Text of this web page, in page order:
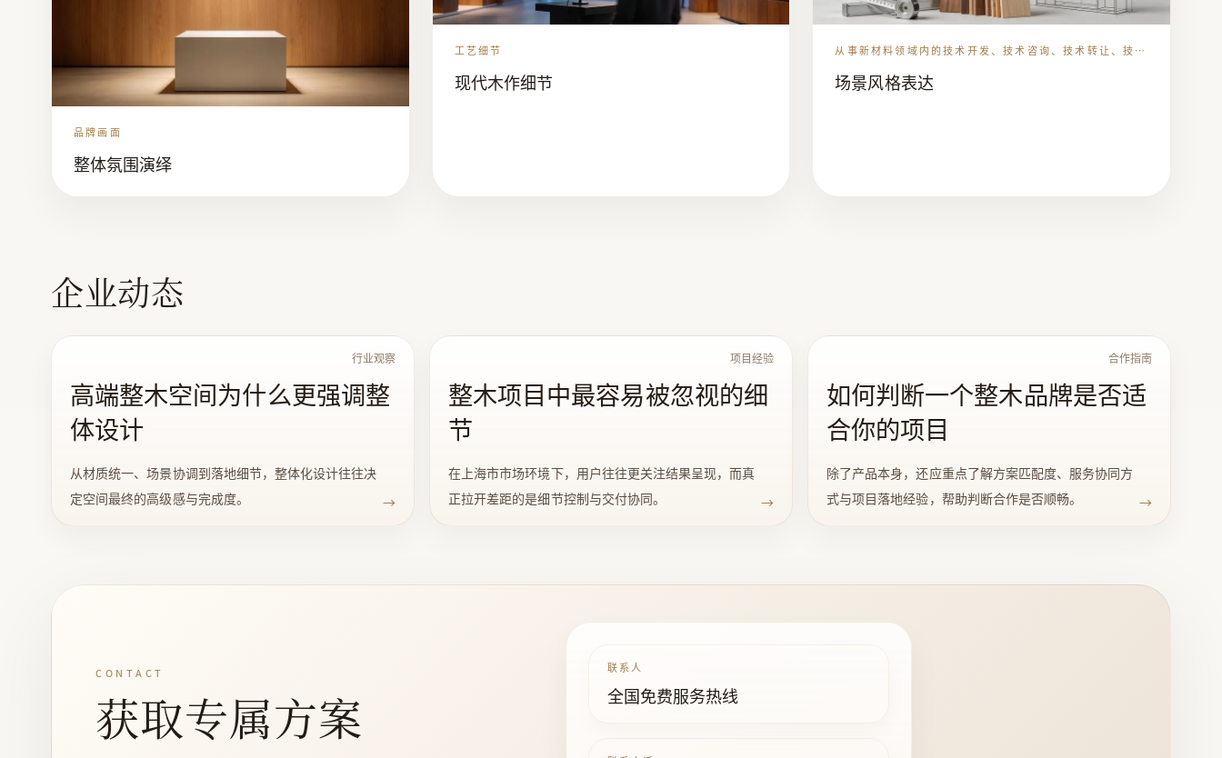
品牌画面
整体氛围演绎
工艺细节
现代木作细节
从事新材料领域内的技术开发、技术咨询、技术转让、技术
备的销售，木制品的生产、加工、从事货物及技术的进出口
场景风格表达
企业动态
行业观察
高端整木空间为什么更强调整
体设计
从材质统一、场景协调到落地细节，整体化设计往往决
定空间最终的高级感与完成度。
→
项目经验
整木项目中最容易被忽视的细
节
在上海市市场环境下，用户往往更关注结果呈现，而真
正拉开差距的是细节控制与交付协同。
→
合作指南
如何判断一个整木品牌是否适
合你的项目
除了产品本身，还应重点了解方案匹配度、服务协同方
式与项目落地经验，帮助判断合作是否顺畅。
→
CONTACT
获取专属方案
联系人
全国免费服务热线